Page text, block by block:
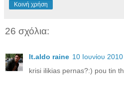
Κοινή χρήση
26 σχόλια:
lt.aldo raine 10 Ιουνίου
krisi ilikias pernas?:) pou tin